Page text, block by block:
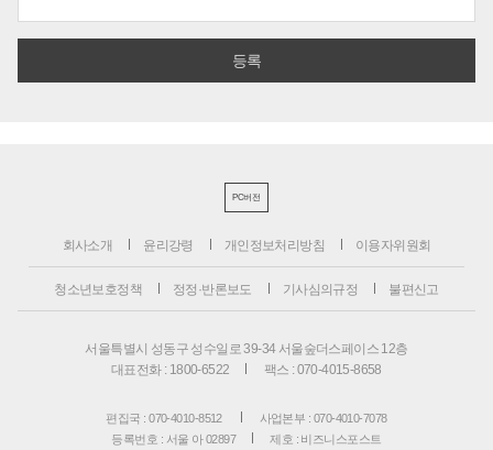
PC버전
회사소개 윤리강령 개인정보처리방침 이용자위원회
청소년보호정책 정정·반론보도 기사심의규정 불편신고
서울특별시 성동구 성수일로 39-34 서울숲더스페이스 12층
대표전화 : 1800-6522
팩스 : 070-4015-8658
편집국 : 070-4010-8512
사업본부 : 070-4010-7078
등록번호 : 서울 아 02897
제호 : 비즈니스포스트